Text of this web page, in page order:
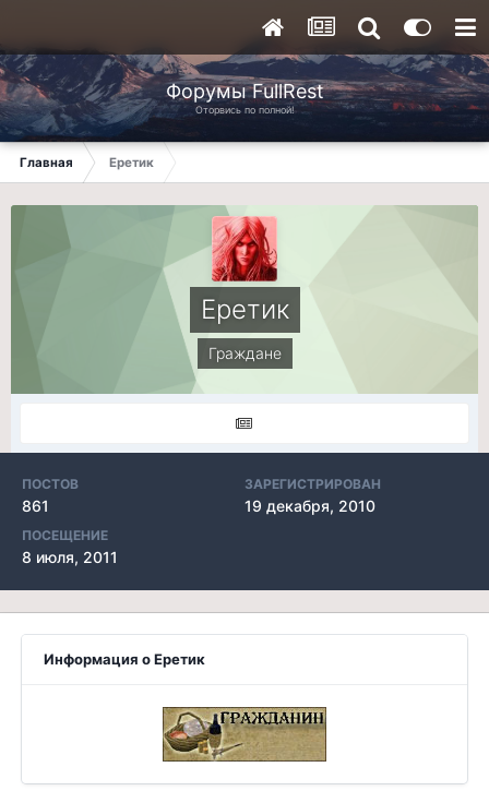
Форумы FullRest
Оторвись по полной!
Главная Еретик
Еретик
Граждане
ПОСТОВ
861
ЗАРЕГИСТРИРОВАН
19 декабря, 2010
ПОСЕЩЕНИЕ
8 июля, 2011
Информация о Еретик